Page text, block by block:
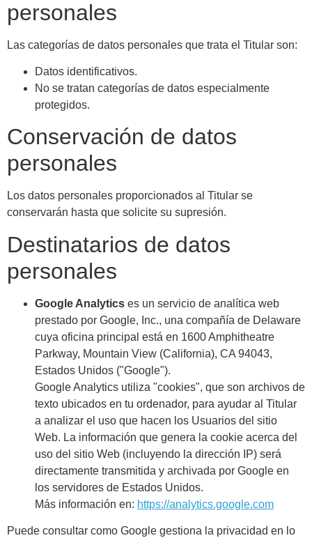
personales
Las categorías de datos personales que trata el Titular son:
Datos identificativos.
No se tratan categorías de datos especialmente
protegidos.
Conservación de datos
personales
Los datos personales proporcionados al Titular se
conservarán hasta que solicite su supresión.
Destinatarios de datos
personales
Google Analytics es un servicio de analítica web
prestado por Google, Inc., una compañía de Delaware
cuya oficina principal está en 1600 Amphitheatre
Parkway, Mountain View (California), CA 94043,
Estados Unidos ("Google").
Google Analytics utiliza "cookies", que son archivos de
texto ubicados en tu ordenador, para ayudar al Titular
a analizar el uso que hacen los Usuarios del sitio
Web. La información que genera la cookie acerca del
uso del sitio Web (incluyendo la dirección IP) será
directamente transmitida y archivada por Google en
los servidores de Estados Unidos.
Más información en: https://analytics.google.com
Puede consultar como Google gestiona la privacidad en lo